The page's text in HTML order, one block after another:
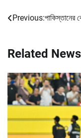
Post
Previous:পাকিস্তানের
Related News